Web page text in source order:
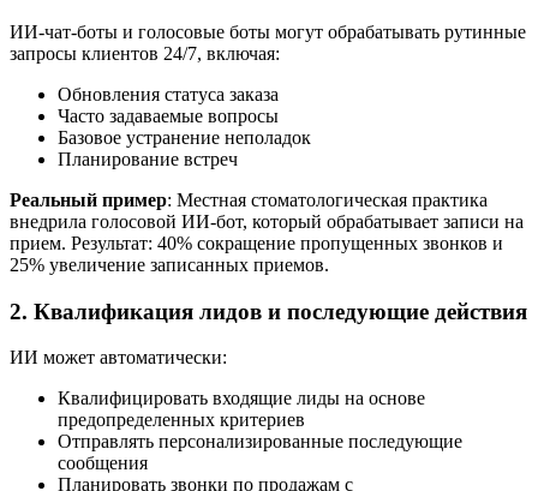
ИИ-чат-боты и голосовые боты могут обрабатывать рутинные
запросы клиентов 24/7, включая:
Обновления статуса заказа
Часто задаваемые вопросы
Базовое устранение неполадок
Планирование встреч
Реальный пример: Местная стоматологическая практика
внедрила голосовой ИИ-бот, который обрабатывает записи на
прием. Результат: 40% сокращение пропущенных звонков и
25% увеличение записанных приемов.
2. Квалификация лидов и последующие действия
ИИ может автоматически:
Квалифицировать входящие лиды на основе
предопределенных критериев
Отправлять персонализированные последующие
сообщения
Планировать звонки по продажам с